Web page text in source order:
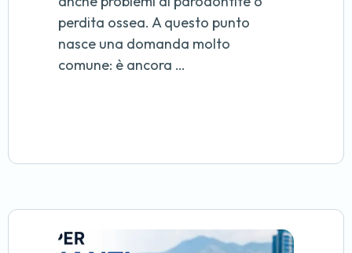
perdita ossea. A questo punto
nasce una domanda molto
comune: è ancora …